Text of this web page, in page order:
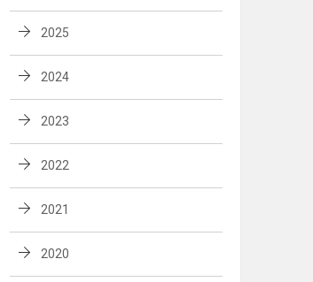
2025
2024
2023
2022
2021
2020